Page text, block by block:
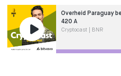
Overheid Paraguay
420 A
Cryptocast | BNR